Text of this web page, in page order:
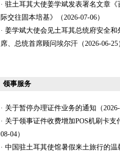
· 驻土耳其大使姜学斌发表署名文章
际交往固本培基》（2026-07-06）
· 姜学斌大使会见土耳其总统府安全
席、总统首席顾问埃尔汗（2026-06-25
领事服务
· 关于暂停办理证件业务的通知（
· 关于领事证件收费增加POS机刷卡支
08-04）
· 中国驻土耳其使馆暑假来土旅行的温